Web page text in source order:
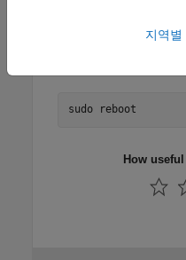
For these changes to
sudo reboot
How
지역별